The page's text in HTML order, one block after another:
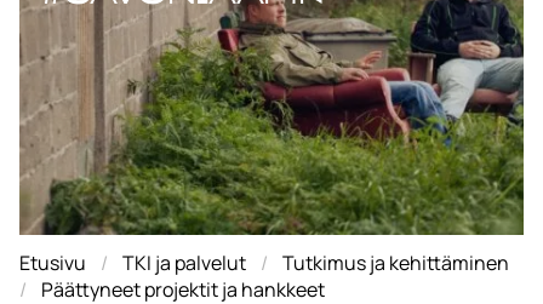
Etusivu TKI ja palvelut
Tutkimus ja kehittäminen
Päättyneet projektit ja hankkeet